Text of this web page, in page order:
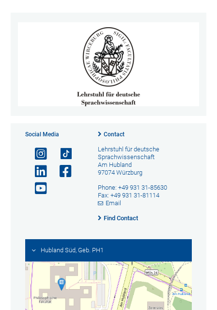
Social Media Contact
Lehrstuhl für deutsche
Sprachwissenschaft
Am Hubland
97074 Würzburg
Phone: +49 931 31-85630
Fax: +49 931 31-81114
Email
Find Contact
Hubland Süd, Geb. PH1